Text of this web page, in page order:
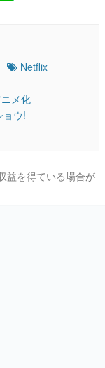
Netflix
メ化
ョウ!
益を得ている場合が